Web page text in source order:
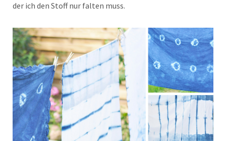
der ich den Stoff nur falten muss.